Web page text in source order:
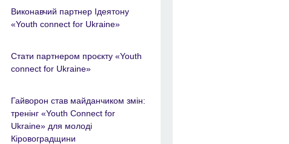
Виконавчий партнер Ідеятону
«Youth connect for Ukraine»
Стати партнером проєкту «Youth
connect for Ukraine»
Гайворон став майданчиком змін:
тренінг «Youth Connect for
Ukraine» для молоді
Кіровоградщини